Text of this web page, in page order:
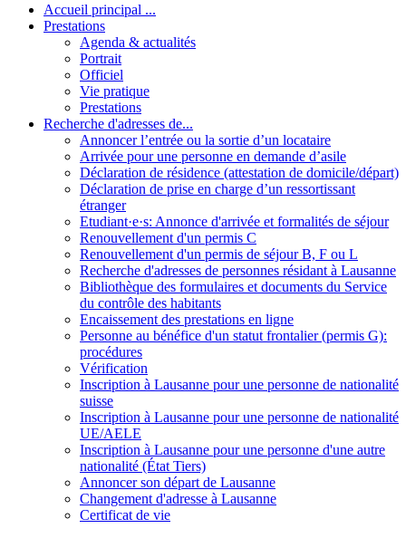
Accueil principal ...
Prestations
Agenda & actualités
Portrait
Officiel
Vie pratique
Prestations
Recherche d'adresses de...
Annoncer l’entrée ou la sortie d’un locataire
Arrivée pour une personne en demande d’asile
Déclaration de résidence (attestation de domicile/départ)
Déclaration de prise en charge d’un ressortissant
étranger
Etudiant·e·s: Annonce d'arrivée et formalités de séjour
Renouvellement d'un permis C
Renouvellement d'un permis de séjour B, F ou L
Recherche d'adresses de personnes résidant à Lausanne
Bibliothèque des formulaires et documents du Service
du contrôle des habitants
Encaissement des prestations en ligne
Personne au bénéfice d'un statut frontalier (permis G):
procédures
Vérification
Inscription à Lausanne pour une personne de nationalité
suisse
Inscription à Lausanne pour une personne de nationalité
UE/AELE
Inscription à Lausanne pour une personne d'une autre
nationalité (État Tiers)
Annoncer son départ de Lausanne
Changement d'adresse à Lausanne
Certificat de vie